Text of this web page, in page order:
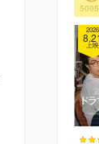
2026
上映